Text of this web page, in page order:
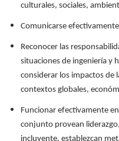
culturales, sociales,
Comunicarse
Reconocer las
situaciones de ingeniería y
considerar los impactos de
contextos globales,
Funcionar efectivamente
conjunto provean
incluyente, establezcan